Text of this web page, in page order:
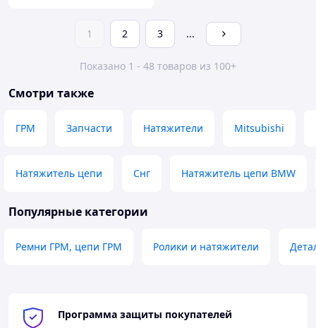
1 2 3 ...
Показано 1 - 48 товаров из 100+
Смотри также
ГРМ Запчасти Натяжители Mitsubishi
Натяжитель цепи Снг Натяжитель цепи BMW
Популярные категории
Ремни ГРМ, цепи ГРМ Ролики и натяжители
Программа защиты покупателей